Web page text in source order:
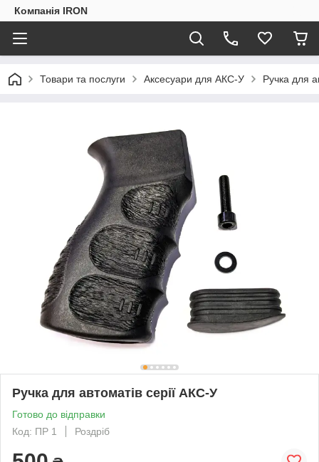
Компанія IRON
Товари та послуги Аксесуари для АКС-У Ручка для
Ручка для автоматів серії АКС-У
Готово до відправки
Код: ПР 1
Роздріб